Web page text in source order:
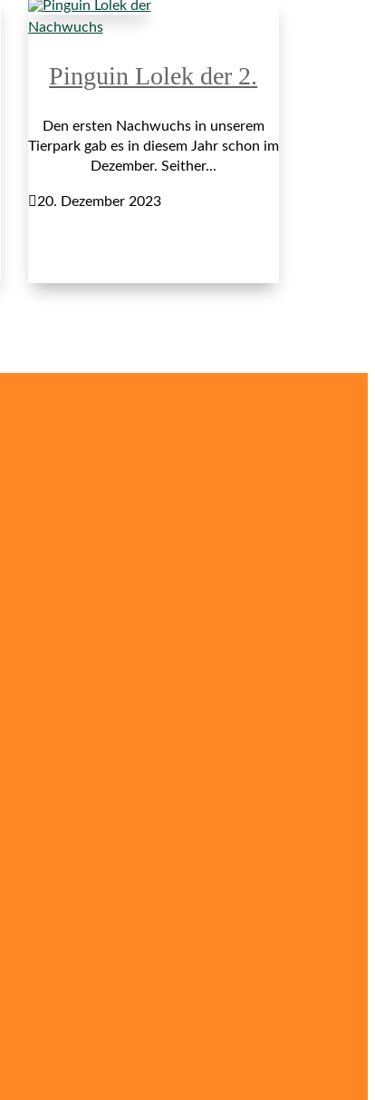
Nachwuchs
Pinguin Lolek der 2.
Den ersten Nachwuchs in unserem
Tierpark gab es in diesem Jahr schon im
Dezember. Seither...
20. Dezember 2023